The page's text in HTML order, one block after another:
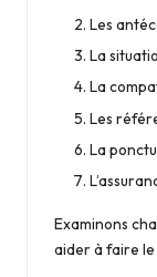
Les
La
La
Les
La
Examinons
aider à faire le